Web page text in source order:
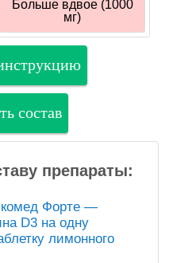
Больше вдвое (1000
мг)
состав
препараты:
Форте —
D3 на одну
лимонного